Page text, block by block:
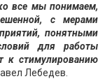
все мы понимаем,
с мерами
понятными
для работы
к стимулированию
Лебедев.